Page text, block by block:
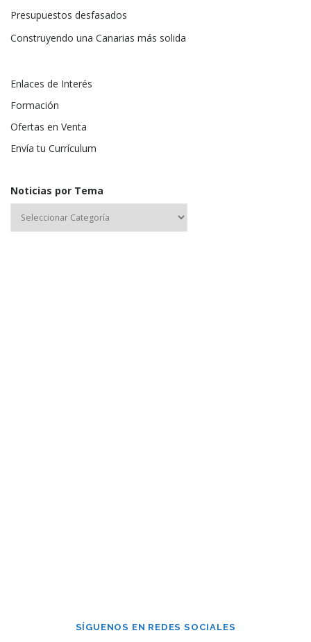
Presupuestos desfasados
Construyendo una Canarias más solida
Enlaces de Interés
Formación
Ofertas en Venta
Envía tu Currículum
Noticias por Tema
SÍGUENOS EN REDES SOCIALES